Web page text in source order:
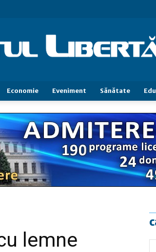
Cuvântul
Libertăţii
Economie Eveniment Sănătate
lemne